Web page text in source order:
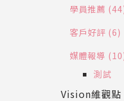
學員推薦
客戶好評 (6)
媒體報導
測試
Vision維觀